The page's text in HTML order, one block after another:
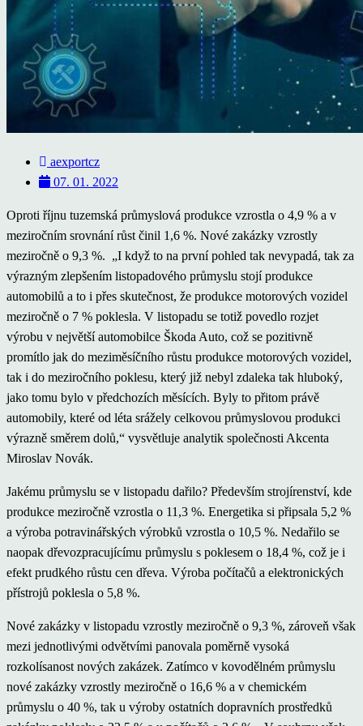
aexportcz
07. 01. 2022
Oproti říjnu tuzemská průmyslová produkce vzrostla o 4,9 % a v
meziročním srovnání růst činil 1,6 %. Nové zakázky vzrostly
meziročně o 9,3 %. „I když to na první pohled tak nevypadá, tak za
výrazným zlepšením listopadového průmyslu stojí produkce
automobilů a to i přes skutečnost, že produkce motorových vozidel
meziročně o 7 % poklesla. V listopadu se totiž povedlo rozjet
výrobu v největší automobilce Škoda Auto, což se pozitivně
promítlo jak do meziměsíčního růstu produkce motorových vozidel,
tak i do meziročního poklesu, který již nebyl zdaleka tak hluboký,
jako tomu bylo v předchozích měsících. Byly to přitom právě
automobily, které od léta srážely celkovou průmyslovou produkci
výrazně směrem dolů,“ vysvětluje analytik společnosti Akcenta
Miroslav Novák.
Jakému průmyslu se v listopadu dařilo? Především strojírenství, kde
produkce meziročně vzrostla o 11,3 %. Energetika si připsala 5,2 %
a výroba potravinářských výrobků vzrostla o 10,5 %. Nedařilo se
naopak dřevozpracujícímu průmyslu s poklesem o 18,4 %, což je i
efekt prudkého růstu cen dřeva. Výroba počítačů a elektronických
přístrojů poklesla o 5,8 %.
Nové zakázky v listopadu vzrostly meziročně o 9,3 %, zároveň však
mezi jednotlivými odvětvími panovala poměrně vysoká
rozkolísanost nových zakázek. Zatímco v kovodělném průmyslu
nové zakázky vzrostly meziročně o 16,6 % a v chemickém
průmyslu o 40 %, tak u výroby ostatních dopravních prostředků